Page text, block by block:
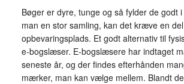
Bøger er dyre, tunge og så fylder de godt
man en stor samling, kan det kræve en del
opbevaringsplads. Et godt alternativ til
e-bogslæser. E-bogslæsere har indtaget
seneste år, og der findes efterhånden
mærker, man kan vælge mellem. Blandt